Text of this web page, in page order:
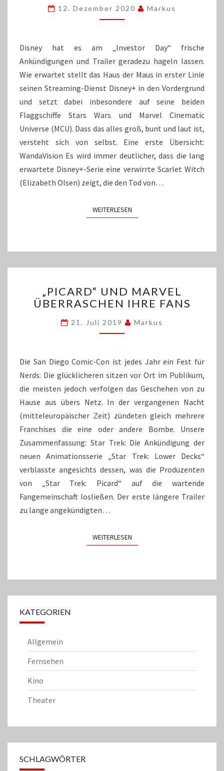
WAS
RAUS:
UND
MARVEL
BIS
ZUM
ABWINKEN
12. Dezember 2020 Markus
Disney hat es am „Investor Day“ frische
Ankündigungen und Trailer geradezu hageln lassen.
Wie erwartet stellt das Haus der Maus in erster Linie
seinen Streaming-Dienst Disney+ in den Vordergrund
und setzt dabei inbesondere auf seine beiden
Flaggschiffe Stars Wars und Marvel Cinematic
Universe (MCU). Dass das alles groß, bunt und laut ist,
versteht sich von selbst. Eine erste Übersicht:
WandaVision Es wird immer deutlicher, dass die lang
erwartete Disney+-Serie eine verwirrte Scarlet Witch
(Elizabeth Olsen) zeigt, die den Tod von…
WEITERLESENWEITERLESEN
UND
MARVEL
IHRE
FANS
„PICARD“ UND MARVEL
ÜBERRASCHEN IHRE FANS
21. Juli 2019 Markus
Die San Diego Comic-Con ist jedes Jahr ein Fest für
Nerds: Die glücklicheren sitzen vor Ort im Publikum,
die meisten jedoch verfolgen das Geschehen von zu
Hause aus übers Netz. In der vergangenen Nacht
(mitteleuropäischer Zeit) zündeten gleich mehrere
Franchises die eine oder andere Bombe. Unsere
Zusammenfassung: Star Trek: Die Ankündigung der
neuen Animationsserie „Star Trek: Lower Decks“
verblasste angesichts dessen, was die Produzenten
von „Star Trek: Picard“ auf die wartende
Fangemeinschaft losließen. Der erste längere Trailer
zu lange angekündigten…
WEITERLESENWEITERLESEN
KATEGORIEN
Allgemein
Fernsehen
Kino
Theater
SCHLAGWÖRTER